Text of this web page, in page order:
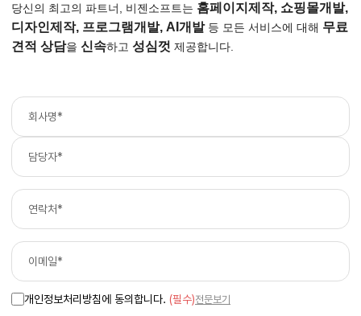
당신의 최고의 파트너, 비젠소프트는 홈페이지제작, 쇼핑몰개발,
디자인제작, 프로그램개발, AI개발등 모든 서비스에 대해 무료
견적 상담을 신속하고 성심껏 제공합니다.
개인정보처리방침에 동의합니다. (필수)전문보기